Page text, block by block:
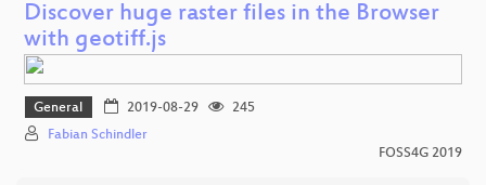
Discover huge raster files in the Browser
with geotiff.js
General 2019-08-29
245
Fabian Schindler
FOSS4G 2019